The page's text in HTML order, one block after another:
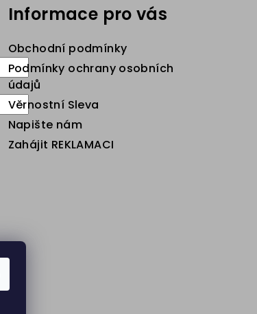
Informace pro vás
Obchodní podmínky
Podmínky ochrany osobních
údajů
Věrnostní Sleva
Napište nám
Zahájit REKLAMACI